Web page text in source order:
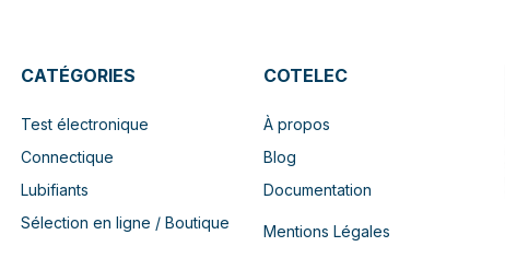
CATÉGORIES
Test électronique
Connectique
Lubifiants
Sélection en ligne / Boutique
COTELEC
À propos
Blog
Documentation
Mentions Légales